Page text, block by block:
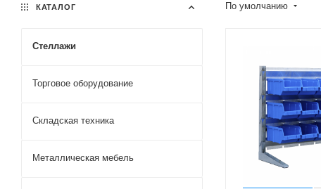
По умолчанию
КАТАЛОГ
Стеллажи
Торговое оборудование
Складская техника
Металлическая мебель